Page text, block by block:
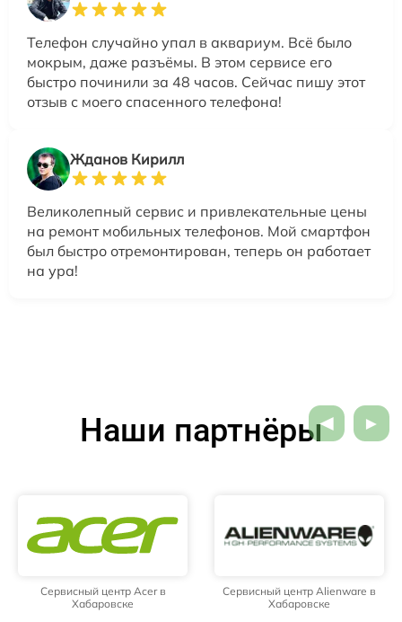
Телефон случайно упал в аквариум. Всё было
мокрым, даже разъёмы. В этом сервисе его
быстро починили за 48 часов. Сейчас пишу этот
отзыв с моего спасенного телефона!
Жданов Кирилл
Великолепный сервис и привлекательные цены
на ремонт мобильных телефонов. Мой смартфон
был быстро отремонтирован, теперь он работает
на ура!
Наши партнёры
Сервисный центр Acer в
Хабаровске
Сервисный центр Alienware в
Хабаровске